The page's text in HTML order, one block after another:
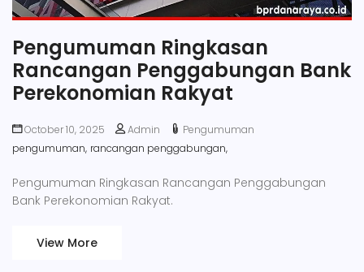
Pengumuman Ringkasan
Rancangan Penggabungan Bank
Perekonomian Rakyat
October 10, 2025 Admin
Pengumuman
pengumuman, rancangan penggabungan,
Pengumuman Ringkasan Rancangan Penggabungan
Bank Perekonomian Rakyat.
View More